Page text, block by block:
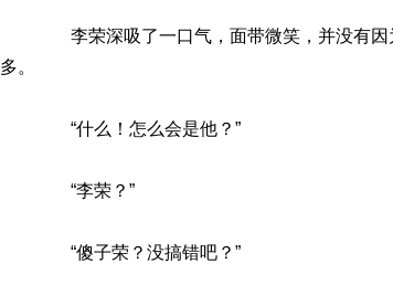
李荣深吸了一口气，面带微笑，并没有因为
多。
“什么！怎么会是他？”
“李荣？”
“傻子荣？没搞错吧？”